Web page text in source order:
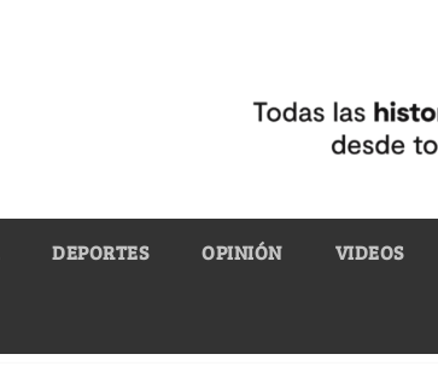
DEPORTES OPINIÓN VIDEOS